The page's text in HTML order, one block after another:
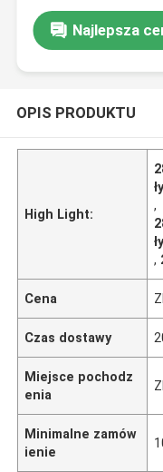
Najlepsza
OPIS PRODUKTU
High Light:
,
,
Cena
Czas dostawy
Miejsce pochodz
enia
Minimalne zamów
ienie